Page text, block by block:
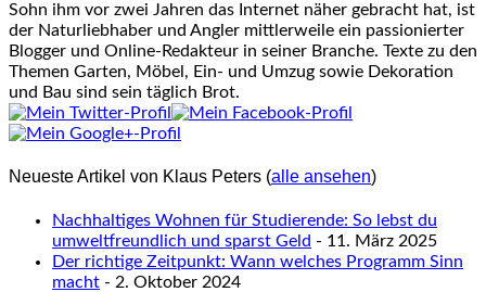
Sohn ihm vor zwei Jahren das Internet näher gebracht hat, ist
der Naturliebhaber und Angler mittlerweile ein passionierter
Blogger und Online-Redakteur in seiner Branche. Texte zu den
Themen Garten, Möbel, Ein- und Umzug sowie Dekoration
und Bau sind sein täglich Brot.
Neueste Artikel von Klaus Peters (alle ansehen)
Nachhaltiges Wohnen für Studierende: So lebst du
umweltfreundlich und sparst Geld - 11. März 2025
Der richtige Zeitpunkt: Wann welches Programm Sinn
macht - 2. Oktober 2024